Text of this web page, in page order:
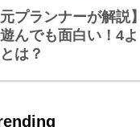
元プランナーが解説
んでも面白い！4
は？